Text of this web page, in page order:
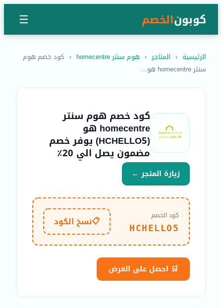
كوبونالخصم ☰
الرئيسية › المتاجر › هوم سنتر homecentre › كود خصم هوم
سنتر homecentre هو...
كود خصم هوم سنتر
homecentre هو
(HCHELLO5) يوفر خصم
مضمون يصل الي 20٪
زيارة المتجر ←
كود الخصم
HCHELLO5
📋نسخ الكود
🛒 احصل على العرض